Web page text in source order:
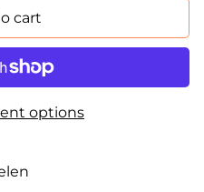
cart
options